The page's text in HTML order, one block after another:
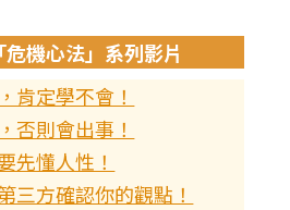
機心法」系列影片
肯定學不會！
否則會出事！
先懂人性！
三方確認你的觀點！